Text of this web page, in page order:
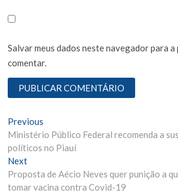
Salvar meus dados neste navegador para a
comentar.
N
a
v
e
Previous
r
e
i
o
Ministério Público Federal recomenda a
políticos no Piauí
Next
e
x
Proposta de Aécio Neves quer punição a
tomar vacina contra Covid-19